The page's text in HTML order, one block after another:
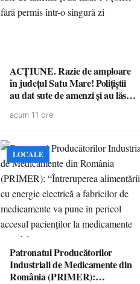
ACȚIUNE. Razie de amploare
în județul Satu Mare! Polițiștii
au dat sute de amenzi și au lăsat
singură zi
acum 11 ore
LOCALE
Patronatul Producătorilor
Industriali de Medicamente din
România (PRIMER):